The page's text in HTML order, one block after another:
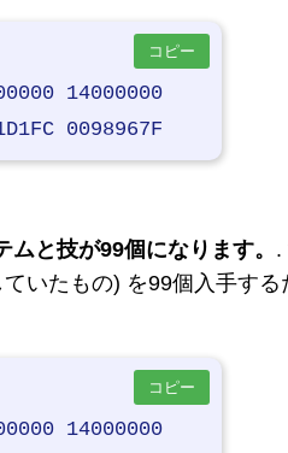
コピー
14000000
0098967F
と技が99個になります。 .
いたもの) を99個入手する
コピー
14000000